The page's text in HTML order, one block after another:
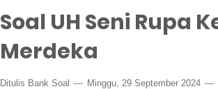
Soal UH Seni Rupa
Merdeka
Ditulis Bank Soal Minggu, 29 September 2024